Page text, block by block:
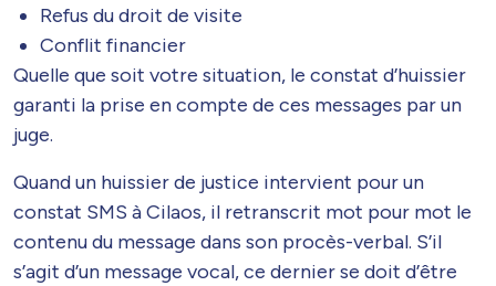
Refus du droit de visite
Conflit financier
Quelle que soit votre situation, le constat d’huissier
garanti la prise en compte de ces messages par un
juge.
Quand un huissier de justice intervient pour un
constat SMS à Cilaos, il retranscrit mot pour mot le
contenu du message dans son procès-verbal. S’il
s’agit d’un message vocal, ce dernier se doit d’être